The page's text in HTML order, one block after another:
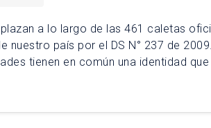
a lo largo de las 461 caletas
país por el DS N° 237 de
tienen en común una identidad